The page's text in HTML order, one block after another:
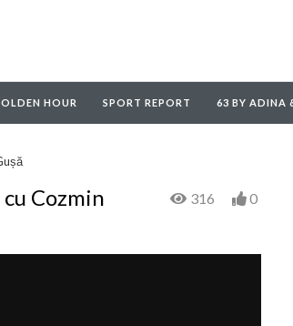
HOUR SPORT REPORT 63 BY ADINA
Cozmin
316 0